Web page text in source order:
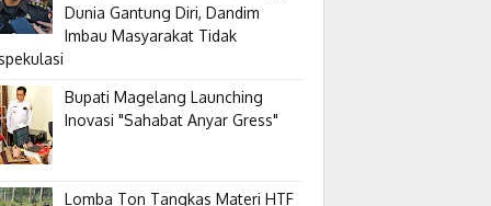
Dunia Gantung Diri, Dandim
Imbau Masyarakat Tidak
Bupati Magelang Launching
Inovasi "Sahabat Anyar Gress"
Lomba Ton Tangkas Materi HTF